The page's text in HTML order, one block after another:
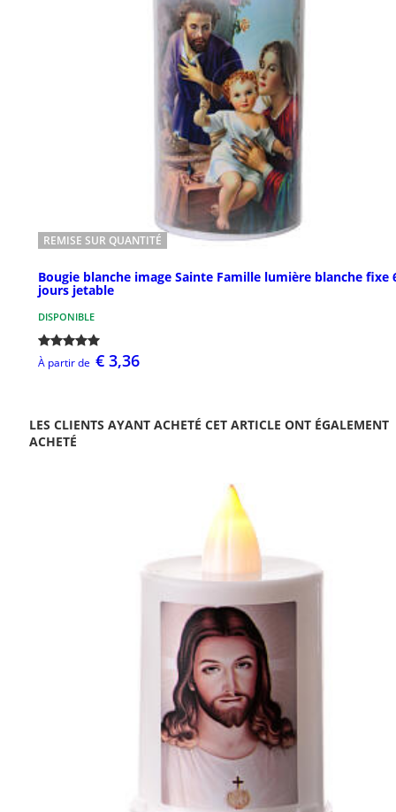
REMISE SUR QUANTITÉ
Bougie blanche image Sainte Famille lumière blanche fixe
jours jetable
DISPONIBLE
À partir de € 3,36
LES CLIENTS AYANT ACHETÉ CET ARTICLE ONT ÉGALEMENT
ACHETÉ